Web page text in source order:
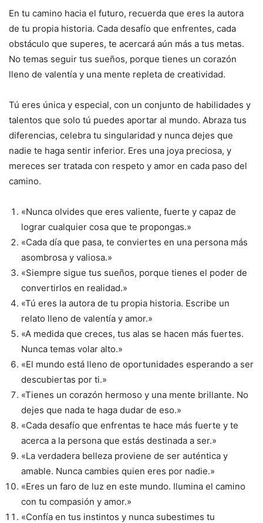
En tu camino hacia el futuro, recuerda que eres la autora
de tu propia historia. Cada desafío que enfrentes, cada
obstáculo que superes, te acercará aún más a tus metas.
No temas seguir tus sueños, porque tienes un corazón
lleno de valentía y una mente repleta de creatividad.
Tú eres única y especial, con un conjunto de habilidades y
talentos que solo tú puedes aportar al mundo. Abraza tus
diferencias, celebra tu singularidad y nunca dejes que
nadie te haga sentir inferior. Eres una joya preciosa, y
mereces ser tratada con respeto y amor en cada paso del
camino.
«Nunca olvides que eres valiente, fuerte y capaz de
lograr cualquier cosa que te propongas.»
«Cada día que pasa, te conviertes en una persona más
asombrosa y valiosa.»
«Siempre sigue tus sueños, porque tienes el poder de
convertirlos en realidad.»
«Tú eres la autora de tu propia historia. Escribe un
relato lleno de valentía y amor.»
«A medida que creces, tus alas se hacen más fuertes.
Nunca temas volar alto.»
«El mundo está lleno de oportunidades esperando a ser
descubiertas por ti.»
«Tienes un corazón hermoso y una mente brillante. No
dejes que nada te haga dudar de eso.»
«Cada desafío que enfrentas te hace más fuerte y te
acerca a la persona que estás destinada a ser.»
«La verdadera belleza proviene de ser auténtica y
amable. Nunca cambies quien eres por nadie.»
«Eres un faro de luz en este mundo. Ilumina el camino
con tu compasión y amor.»
«Confía en tus instintos y nunca subestimes tu